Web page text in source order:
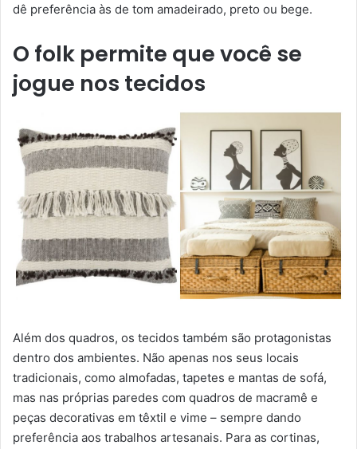
dê preferência às de tom amadeirado, preto ou bege.
O folk permite que você se
jogue nos tecidos
Além dos quadros, os tecidos também são protagonistas
dentro dos ambientes. Não apenas nos seus locais
tradicionais, como almofadas, tapetes e mantas de sofá,
mas nas próprias paredes com quadros de macramê e
peças decorativas em têxtil e vime – sempre dando
preferência aos trabalhos artesanais. Para as cortinas,